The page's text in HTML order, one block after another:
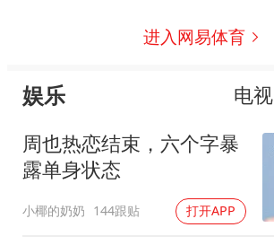
进入网易体育
娱乐 电视
周也热恋结束，六个字暴
露单身状态
小椰的奶奶 144跟贴 打开APP